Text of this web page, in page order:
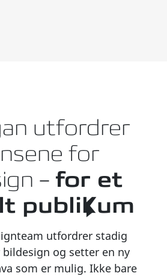
utfordrer
for
– for et
publikum
utfordrer stadig
bildesign og setter en ny
som er mulig. Ikke bare